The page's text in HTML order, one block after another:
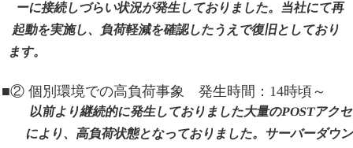
ーに接続しづらい状況が発生しておりました。当社にて再
起動を実施し、負荷軽減を確認したうえで復旧としており
ます。
■② 個別環境での高負荷事象 発生時間：14時頃～
以前より継続的に発生しておりました大量のPOSTアク
により、高負荷状態となっておりました。サーバーダウ